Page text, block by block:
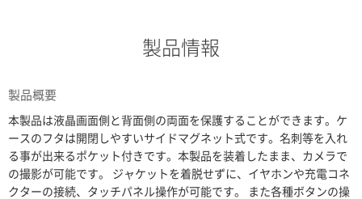
製品情報
製品概要
本製品は液晶画面側と背面側の両面を保護することができます。ケ
ースのフタは開閉しやすいサイドマグネット式です。名刺等を入れ
る事が出来るポケット付きです。本製品を装着したまま、カメラで
の撮影が可能です。 ジャケットを着脱せずに、イヤホンや充電コネ
クターの接続、タッチパネル操作が可能です。 また各種ボタンの操